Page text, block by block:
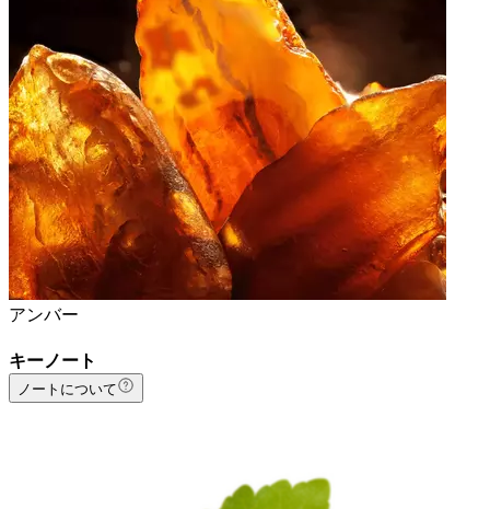
アンバー
キーノート
ノートについて